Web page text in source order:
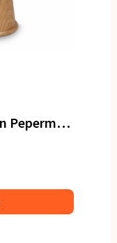
Sagaform Gurken Zout- en Pepermolen Set klein, 15cm